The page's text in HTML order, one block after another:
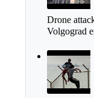
Drone
Volgograd